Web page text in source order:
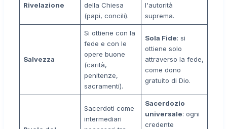
Rivelazione
della Chiesa
(papi, concili).
l'autorità
suprema.
Salvezza
Si ottiene con la
fede e con le
opere buone
(carità,
penitenze,
sacramenti).
Sola Fide: si
ottiene solo
attraverso la fede,
come dono
gratuito di Dio.
Sacerdoti come
intermediari
Sacerdozio
universale: ogni
credente